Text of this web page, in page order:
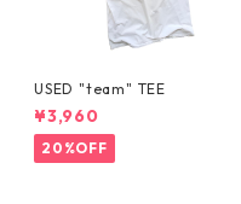
USED "team" TEE
¥3,960
20%OFF